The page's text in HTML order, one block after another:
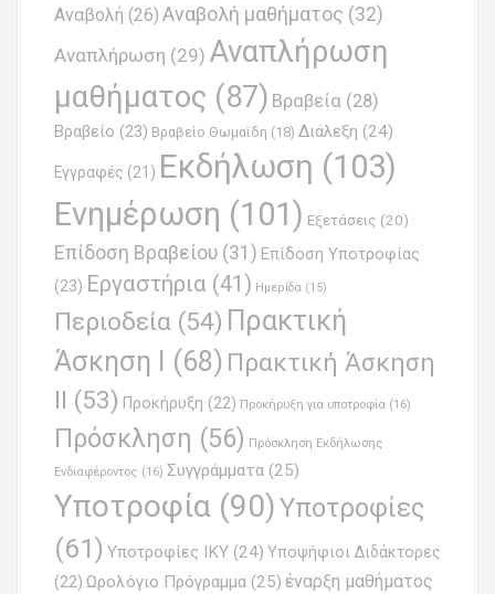
Αναβολή (26) Αναβολή μαθήματος (32)
Αναπλήρωση (29) Αναπλήρωση
μαθήματος (87) Βραβεία (28)
Βραβείο (23) Βραβείο Θωμαϊδη (18) Διάλεξη (24)
Εγγραφές (21) Εκδήλωση (103)
Ενημέρωση (101) Εξετάσεις (20)
Επίδοση Βραβείου (31) Επίδοση Υποτροφίας
(23) Εργαστήρια (41) Ημερίδα (15)
Περιοδεία (54) Πρακτική
Άσκηση Ι
(68) Πρακτική Άσκηση
ΙΙ (53) Προκήρυξη (22) Προκήρυξη για υποτροφία (16)
Πρόσκληση (56) Πρόσκληση Εκδήλωσης
Ενδιαφέροντος (16) Συγγράμματα (25)
Υποτροφία (90)Υποτροφίες
(61) Υποτροφίες ΙΚΥ (24) Υποψήφιοι Διδάκτορες
(22) Ωρολόγιο Πρόγραμμα (25) έναρξη μαθήματος